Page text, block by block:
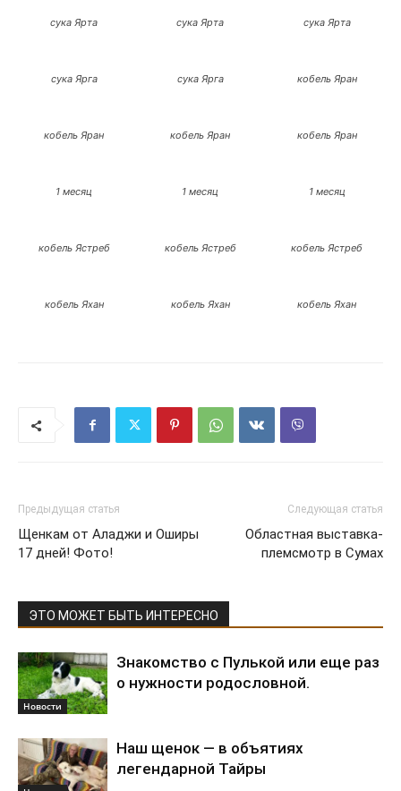
сука Ярта сука Ярта сука Ярта
сука Ярга сука Ярга кобель Яран
кобель Яран кобель Яран кобель Яран
1 месяц 1 месяц 1 месяц
кобель Ястреб кобель Ястреб кобель Ястреб
кобель Яхан кобель Яхан кобель Яхан
Предыдущая статья
Щенкам от Аладжи и Оширы
17 дней! Фото!
Следующая статья
Областная выставка-
племсмотр в Сумах
ЭТО МОЖЕТ БЫТЬ ИНТЕРЕСНО
Новости
Знакомство с Пулькой или еще раз
о нужности родословной.
Наш щенок — в объятиях
легендарной Тайры